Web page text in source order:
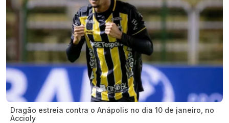
Dragão estreia contra o Anápolis no dia 10 de janeiro, no
Accioly